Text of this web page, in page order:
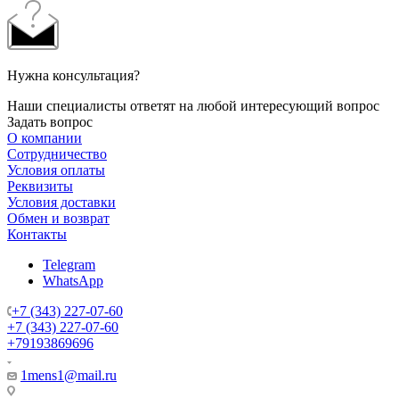
Нужна консультация?
Наши специалисты ответят на любой интересующий вопрос
Задать вопрос
О компании
Сотрудничество
Условия оплаты
Реквизиты
Условия доставки
Обмен и возврат
Контакты
Telegram
WhatsApp
+7 (343) 227-07-60
+7 (343) 227-07-60
+79193869696
1mens1@mail.ru